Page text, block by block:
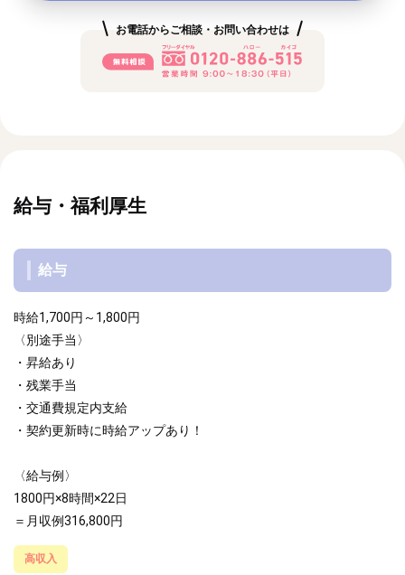
お電話からご相談・お問い合わせは
給与・福利厚生
給与
時給1,700円～1,800円
〈別途手当〉
・昇給あり
・残業手当
・交通費規定内支給
・契約更新時に時給アップあり！
〈給与例〉
1800円×8時間×22日
＝月収例316,800円
高収入